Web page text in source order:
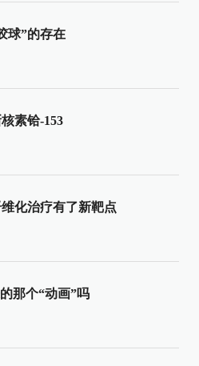
球”的存在
素铪-153
化治疗有了新靶点
那个“动画”吗